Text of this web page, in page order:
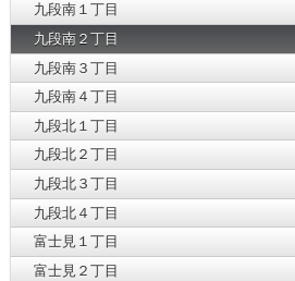
九段南１丁目
九段南２丁目
九段南３丁目
九段南４丁目
九段北１丁目
九段北２丁目
九段北３丁目
九段北４丁目
富士見１丁目
富士見２丁目